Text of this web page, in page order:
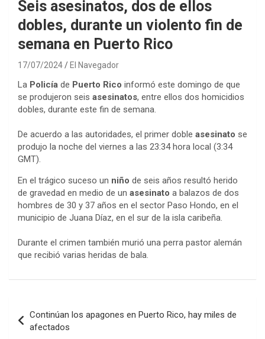
Seis asesinatos, dos de ellos
dobles, durante un violento fin de
semana en Puerto Rico
17/07/2024 El Navegador
La Policía de Puerto Rico informó este domingo de que
se produjeron seis asesinatos, entre ellos dos homicidios
dobles, durante este fin de semana.
De acuerdo a las autoridades, el primer doble asesinato se
produjo la noche del viernes a las 23:34 hora local (3:34
GMT).
En el trágico suceso un niño de seis años resultó herido
de gravedad en medio de un asesinato a balazos de dos
hombres de 30 y 37 años en el sector Paso Hondo, en el
municipio de Juana Díaz, en el sur de la isla caribeña.
Durante el crimen también murió una perra pastor alemán
que recibió varias heridas de bala.
de
Continúan los apagones en Puerto Rico, hay miles de
afectados